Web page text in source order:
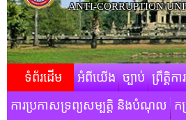
ANTI-CORRUPTION
ទំព័រដើម អំពីយើង ច្បាប់ ព្រឹត្តិក
ការប្រកាសទ្រព្យសម្បត្តិ និងបំណុល ក